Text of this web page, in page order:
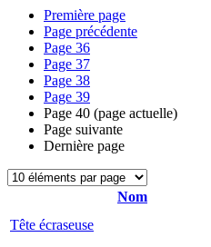
Première page
Page précédente
Page 36
Page 37
Page 38
Page 39
Page 40 (page actuelle)
Page suivante
Dernière page
Nom
Tête écraseuse